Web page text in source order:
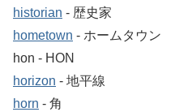
historian ‐ 歴史家
hometown ‐ ホームタウン
hon ‐ HON
horizon ‐ 地平線
horn ‐ 角